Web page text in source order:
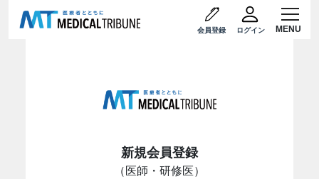
会員登録 ログイン
新規会員登録
（ 医師・研修医）